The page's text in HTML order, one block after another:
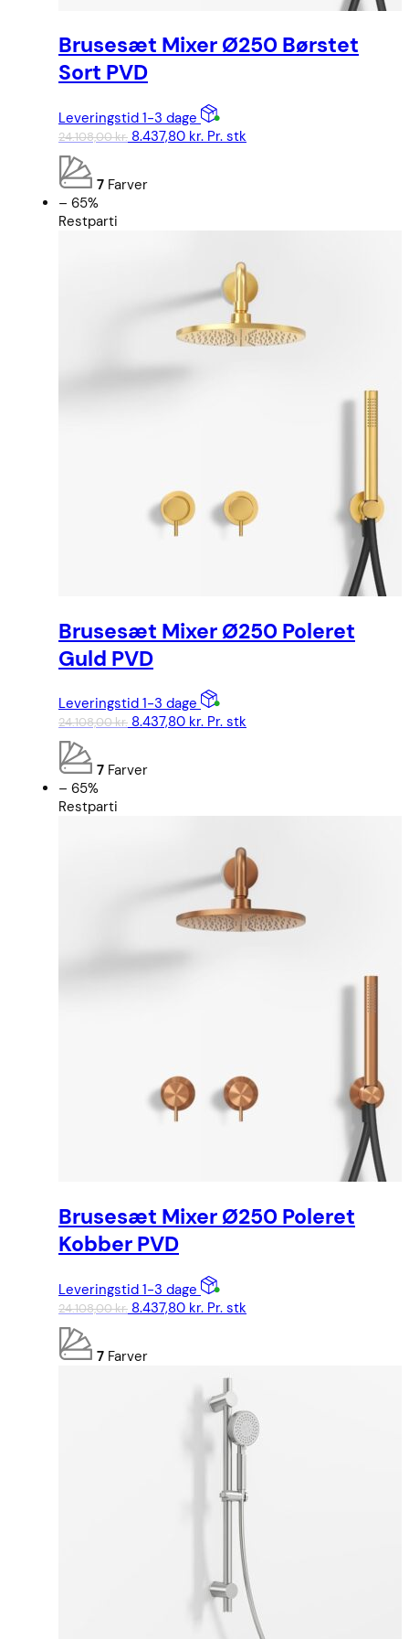
Brusesæt Mixer Ø250 Børstet
Sort PVD
Leveringstid 1-3 dage
24.108,00kr. Den
var:
8.437,80 kr.Den
Pr. stk
7 Farver
– 65%
Restparti
Brusesæt Mixer Ø250 Poleret
Guld PVD
Leveringstid 1-3 dage
24.108,00kr. Den
var:
8.437,80 kr.Den
Pr. stk
7 Farver
– 65%
Restparti
Brusesæt Mixer Ø250 Poleret
Kobber PVD
Leveringstid 1-3 dage
24.108,00kr. Den
var:
8.437,80 kr.Den
8.437,80 kr..
Pr. stk
7 Farver